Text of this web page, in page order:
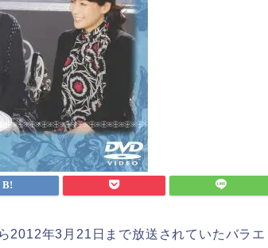
2012年3月21日まで放送されていたバラエ